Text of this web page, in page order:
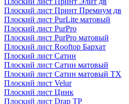
Плоский лист Принт Премиум дв
Плоский лист PurLite матовый
Плоский лист PurPro
Плоский лист PurPro матовый
Плоский лист Rooftop Бархат
Плоский лист Сатин
Плоский лист Сатин матовый
Плоский лист Сатин матовый TX
Плоский лист Velur
Плоский лист Цинк
Плоский лист Drap ТР